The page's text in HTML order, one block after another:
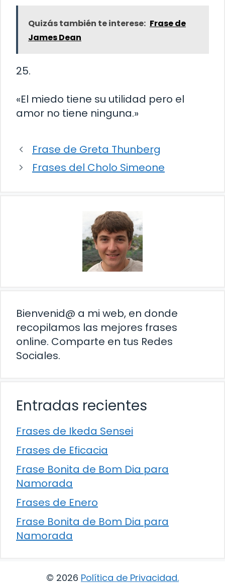
Quizás también te interese: Frase de
James Dean
25.
«El miedo tiene su utilidad pero el
amor no tiene ninguna.»
Frase de Greta Thunberg
Frases del Cholo Simeone
Bienvenid@ a mi web, en donde
recopilamos las mejores frases
online. Comparte en tus Redes
Sociales.
Entradas recientes
Frases de Ikeda Sensei
Frases de Eficacia
Frase Bonita de Bom Dia para
Namorada
Frases de Enero
Frase Bonita de Bom Dia para
Namorada
© 2026 Política de Privacidad.